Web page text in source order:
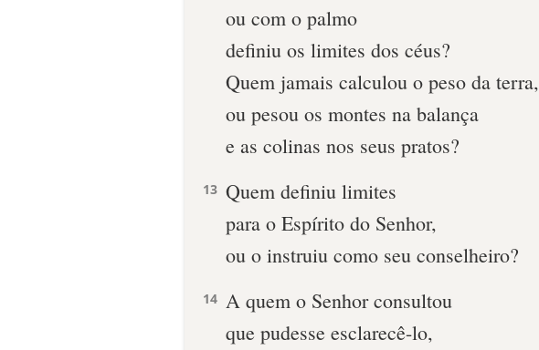
ou com o palmo
definiu os limites dos céus?
Quem jamais calculou o peso da terra,
ou pesou os montes na balança
e as colinas nos seus pratos?
13 Quem definiu limites
para o Espírito do Senhor,
ou o instruiu como seu conselheiro?
14 A quem o Senhor consultou
que pudesse esclarecê-lo,